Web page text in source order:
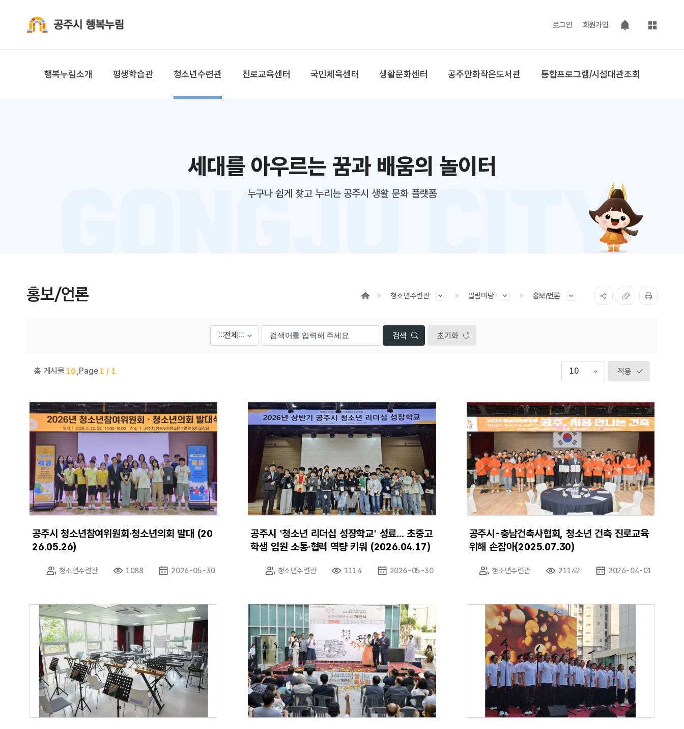
로그인 회원가입
팝업 열기
사이트맵
행복누림소개 평생학습관 청소년수련관 진로교육센터 국민체육센터 생활문화센터 공주만화작은도서관 통합프로그램/시설대관조회
세대를 아우르는 꿈과 배움의 놀이터
누구나 쉽게 찾고 누리는 공주시 생활 문화 플랫폼
홍보/언론 청소년수련관 알림마당 홍보/언론
초기화
총 게시물 10 ,Page 1 / 1 적용
공주시 청소년참여위원회·청소년의회 발대 (20
26.05.26)
청소년수련관 1088 2026-05-30
공주시 '청소년 리더십 성장학교' 성료... 초중고
학생 임원 소통·협력 역량 키워 (2026.04.17)
청소년수련관 1114 2026-05-30
공주시-충남건축사협회, 청소년 건축 진로교육
위해 손잡아(2025.07.30)
청소년수련관 21142 2026-04-01